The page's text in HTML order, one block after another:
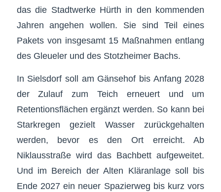
das die Stadtwerke Hürth in den kommenden
Jahren angehen wollen. Sie sind Teil eines
Pakets von insgesamt 15 Maßnahmen entlang
des Gleueler und des Stotzheimer Bachs.
In Sielsdorf soll am Gänsehof bis Anfang 2028
der Zulauf zum Teich erneuert und um
Retentionsflächen ergänzt werden. So kann bei
Starkregen gezielt Wasser zurückgehalten
werden, bevor es den Ort erreicht. Ab
Niklausstraße wird das Bachbett aufgeweitet.
Und im Bereich der Alten Kläranlage soll bis
Ende 2027 ein neuer Spazierweg bis kurz vors